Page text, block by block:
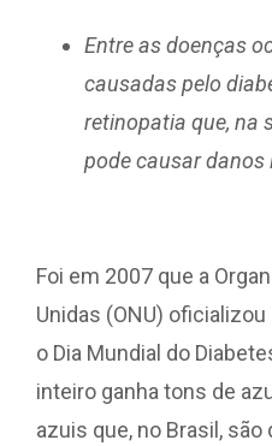
Entre as doenças
causadas pelo
retinopatia que, na
pode causar danos
Foi em 2007 que a
Unidas (ONU)
o Dia Mundial do
inteiro ganha tons de
azuis que, no Brasil,